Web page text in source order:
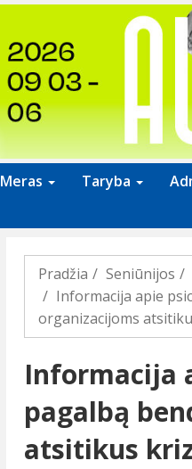
Meras Taryba
Pradžia Seniūnijos
Informacija apie
organizacijoms
Informacija
pagalbą
atsitikus